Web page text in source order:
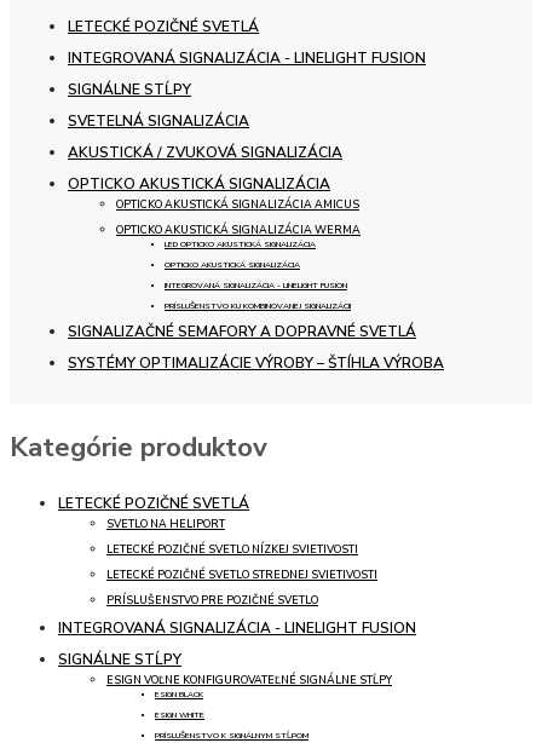
LETECKÉ POZIČNÉ SVETLÁ
INTEGROVANÁ SIGNALIZÁCIA - LINELIGHT FUSION
SIGNÁLNE STĹPY
SVETELNÁ SIGNALIZÁCIA
AKUSTICKÁ / ZVUKOVÁ SIGNALIZÁCIA
OPTICKO AKUSTICKÁ SIGNALIZÁCIA
OPTICKO AKUSTICKÁ SIGNALIZÁCIA AMICUS
OPTICKO AKUSTICKÁ SIGNALIZÁCIA WERMA
LED OPTICKO AKUSTICKÁ SIGNALIZÁCIA
OPTICKO AKUSTICKÁ SIGNALIZÁCIA
INTEGROVANÁ SIGNALIZÁCIA - LINELIGHT FUSION
PRÍSLUŠENSTVO KU KOMBINOVANEJ SIGNALIZÁCII
SIGNALIZAČNÉ SEMAFORY A DOPRAVNÉ SVETLÁ
SYSTÉMY OPTIMALIZÁCIE VÝROBY – ŠTÍHLA VÝROBA
Kategórie produktov
LETECKÉ POZIČNÉ SVETLÁ
SVETLO NA HELIPORT
LETECKÉ POZIČNÉ SVETLO NÍZKEJ SVIETIVOSTI
LETECKÉ POZIČNÉ SVETLO STREDNEJ SVIETIVOSTI
PRÍSLUŠENSTVO PRE POZIČNÉ SVETLO
INTEGROVANÁ SIGNALIZÁCIA - LINELIGHT FUSION
SIGNÁLNE STĹPY
ESIGN VOĽNE KONFIGUROVATEĽNÉ SIGNÁLNE STĹPY
ESIGN BLACK
ESIGN WHITE
PRÍSLUŠENSTVO K SIGNÁLNYM STĹPOM